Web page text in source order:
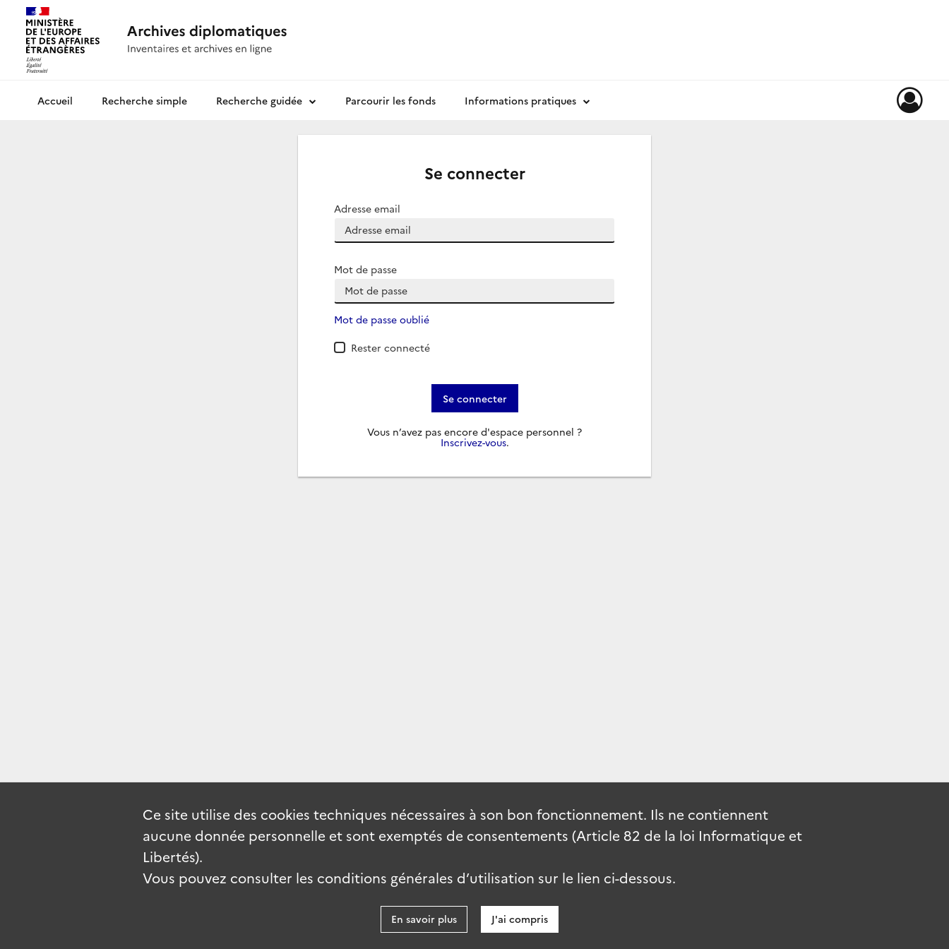
Archives diplomatiquesRecherche simple Recherche guidée Parcourir les fonds Informations pratiques
Se connecter
Adresse email
Mot de passe
Mot de passe oublié
Rester connecté
Se connecter
Vous n’avez pas encore d'espace personnel ?
Inscrivez-vous.
Ce site utilise des cookies techniques nécessaires à son bon fonctionnement. Ils ne contiennent
aucune donnée personnelle et sont exemptés de consentements (Article 82 de la loi Informatique et
Libertés).
Vous pouvez consulter les conditions générales d’utilisation sur le lien ci-dessous.
En savoir plus J'ai compris